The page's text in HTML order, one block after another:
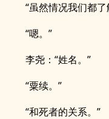
“虽然情况我们都
“嗯。”
李尧：“姓名。”
“粟续。”
“和死者的关系。”